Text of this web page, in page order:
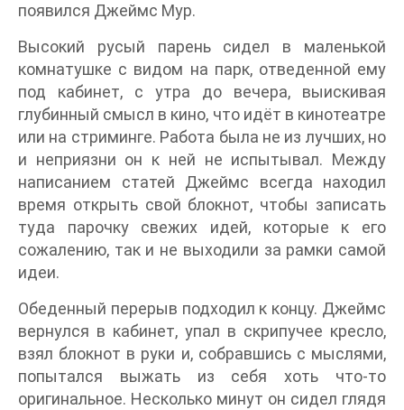
появился Джеймс Мур.
Высокий русый парень сидел в маленькой
комнатушке с видом на парк, отведенной ему
под кабинет, с утра до вечера, выискивая
глубинный смысл в кино, что идёт в кинотеатре
или на стриминге. Работа была не из лучших, но
и неприязни он к ней не испытывал. Между
написанием статей Джеймс всегда находил
время открыть свой блокнот, чтобы записать
туда парочку свежих идей, которые к его
сожалению, так и не выходили за рамки самой
идеи.
Обеденный перерыв подходил к концу. Джеймс
вернулся в кабинет, упал в скрипучее кресло,
взял блокнот в руки и, собравшись с мыслями,
попытался выжать из себя хоть что-то
оригинальное. Несколько минут он сидел глядя